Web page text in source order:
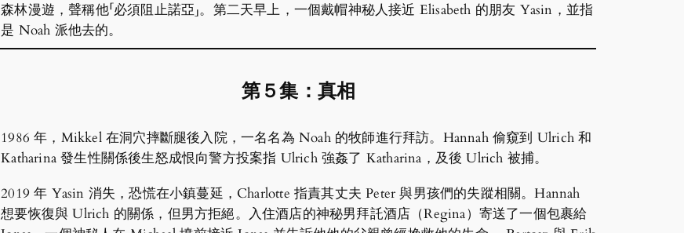
森林漫遊，聲稱他「必須阻止諾亞」。第二天早上，一個戴帽神秘人接近 Elisabeth 的朋友 Yasin，並指
是 Noah 派他去的。
第５集：真相
1986 年，Mikkel 在洞穴摔斷腿後入院，一名名為 Noah 的牧師進行拜訪。Hannah 偷窺到 Ulrich 和
Katharina 發生性關係後生怒成恨向警方投案指 Ulrich 強姦了 Katharina，及後 Ulrich 被捕。
2019 年 Yasin 消失，恐慌在小鎮蔓延，Charlotte 指責其丈夫 Peter 與男孩們的失蹤相關。Hannah
想要恢復與 Ulrich 的關係，但男方拒絕。入住酒店的神秘男拜託酒店（Regina）寄送了一個包裹給